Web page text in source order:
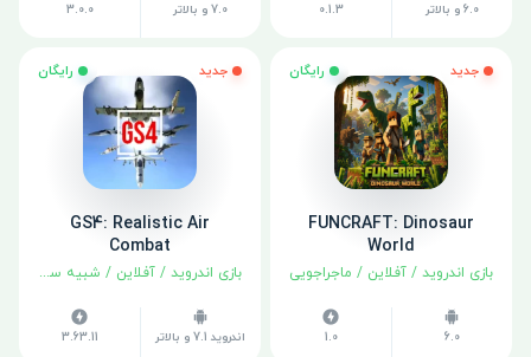
6.0 و بالاتر 0.1.3 7.0 و بالاتر 3.0.0
جدید رایگان
FUNCRAFT: Dinosaur
World
بازی اندروید / آفلاین / ماجراجویی
6.0
1.0
جدید رایگان
GS4: Realistic Air
Combat
بازی اندروید / آفلاین / شبیه سازی
اندروید 7.1 و بالاتر 3.63.11